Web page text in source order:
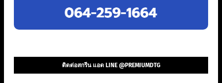
ติดต่อสกรีน แอด LINE @PREMIUMDTG